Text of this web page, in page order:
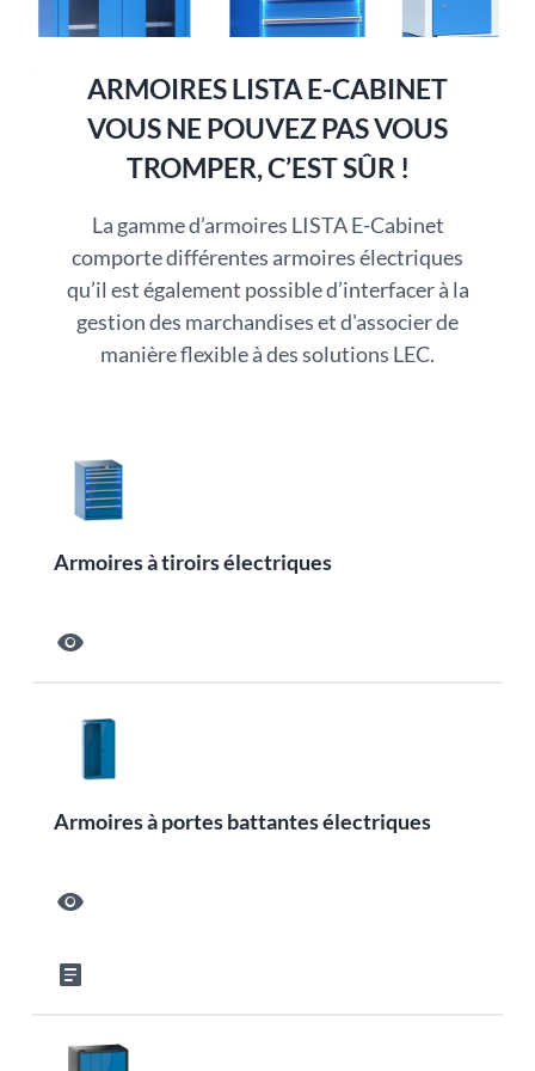
ARMOIRES LISTA E-CABINET
VOUS NE POUVEZ PAS VOUS
TROMPER, C’EST SÛR !
La gamme d’armoires LISTA E-Cabinet
comporte différentes armoires électriques
qu’il est également possible d’interfacer à la
gestion des marchandises et d'associer de
manière flexible à des solutions LEC.
Armoires à tiroirs électriques
visibility
Armoires à portes battantes électriques
visibility
article